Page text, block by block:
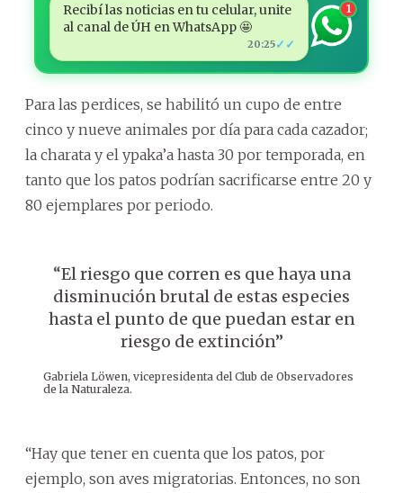
Recibí las noticias en tu celular, unite
al canal de ÚH en WhatsApp 🤩
20:25✓✓
1
Para las perdices, se habilitó un cupo de entre
cinco y nueve animales por día para cada cazador;
la charata y el ypaka’a hasta 30 por temporada, en
tanto que los patos podrían sacrificarse entre 20 y
80 ejemplares por periodo.
“El riesgo que corren es que haya una
disminución brutal de estas especies
hasta el punto de que puedan estar en
riesgo de extinción”
Gabriela Löwen, vicepresidenta del Club de Observadores
de la Naturaleza.
“Hay que tener en cuenta que los patos, por
ejemplo, son aves migratorias. Entonces, no son